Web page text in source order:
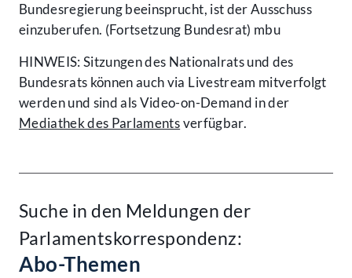
Bundesregierung beeinsprucht, ist der Ausschuss
einzuberufen. (Fortsetzung Bundesrat) mbu
HINWEIS: Sitzungen des Nationalrats und des
Bundesrats können auch via Livestream mitverfolgt
werden und sind als Video-on-Demand in der
Mediathek des Parlamentsverfügbar.
Suche in den Meldungen der
Parlamentskorrespondenz:
Abo-Themen